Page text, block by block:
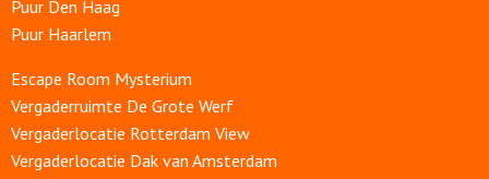
Puur Den Haag
Puur Haarlem
Escape Room Mysterium
Vergaderruimte De Grote Werf
Vergaderlocatie Rotterdam View
Vergaderlocatie Dak van Amsterdam